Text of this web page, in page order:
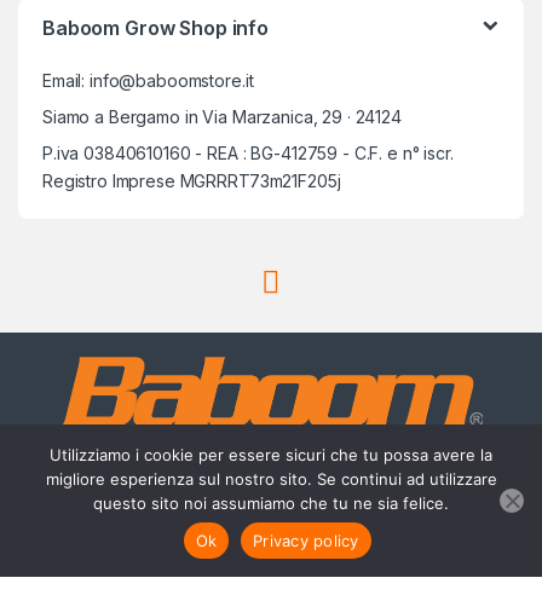
Baboom Grow Shop info
Email: info@baboomstore.it
Siamo a Bergamo in Via Marzanica, 29 · 24124
P.iva 03840610160 - REA : BG-412759 - C.F. e n° iscr.
Registro Imprese MGRRRT73m21F205j
Scrivici su Whatsapp
3756420488
Utilizziamo i cookie per essere sicuri che tu possa avere la
migliore esperienza sul nostro sito. Se continui ad utilizzare
questo sito noi assumiamo che tu ne sia felice.
Ok
Privacy policy